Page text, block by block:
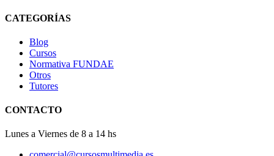
CATEGORÍAS
Blog
Cursos
Normativa FUNDAE
Otros
Tutores
CONTACTO
Lunes a Viernes de 8 a 14 hs